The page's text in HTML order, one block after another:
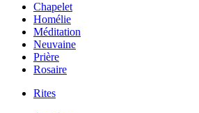
Chapelet
Homélie
Méditation
Neuvaine
Prière
Rosaire
Rites